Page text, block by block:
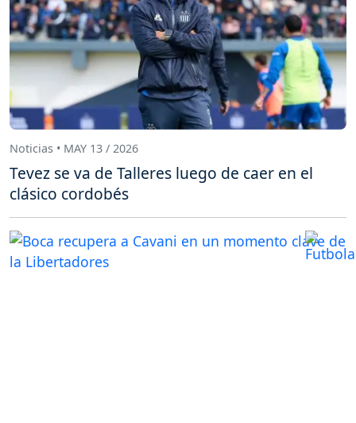
Noticias • MAY 13 / 2026
Tevez se va de Talleres luego de caer en el
clásico cordobés